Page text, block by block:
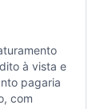
à vista e
pagaria
com